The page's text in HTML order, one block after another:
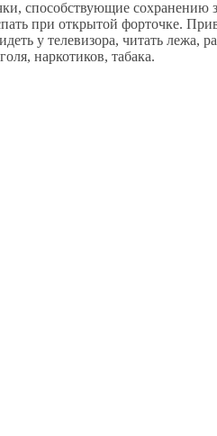
способствующие сохранению
при открытой форточке.
у телевизора, читать лежа,
наркотиков, табака.